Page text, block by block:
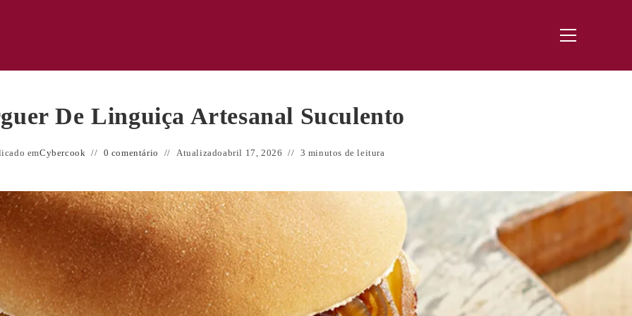
Menu
De Linguiça Artesanal Suculento
emCybercook 0 comentário Atualizadoabril 17, 2026 3 minutos de leitura